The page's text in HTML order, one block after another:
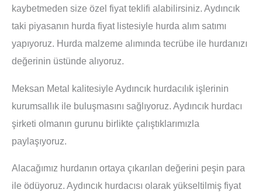
kaybetmeden size özel fiyat teklifi alabilirsiniz. Aydıncık
taki piyasanın hurda fiyat listesiyle hurda alım satımı
yapıyoruz. Hurda malzeme alımında tecrübe ile hurdanızı
değerinin üstünde alıyoruz.
Meksan Metal kalitesiyle Aydıncık hurdacılık işlerinin
kurumsallık ile buluşmasını sağlıyoruz. Aydıncık hurdacı
şirketi olmanın gurunu birlikte çalıştıklarımızla
paylaşıyoruz.
Alacağımız hurdanın ortaya çıkarılan değerini peşin para
ile ödüyoruz. Aydıncık hurdacısı olarak yükseltilmiş fiyat